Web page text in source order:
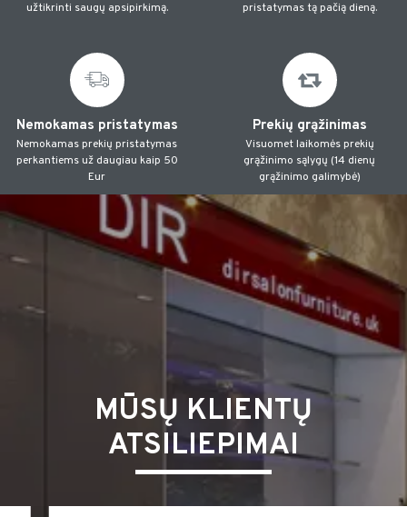
užtikrinti saugų apsipirkimą.
pristatymas tą pačią dieną.
Nemokamas pristatymas
Nemokamas prekių pristatymas
perkantiems už daugiau kaip 50
Eur
Prekių grąžinimas
Visuomet laikomės prekių
grąžinimo sąlygų (14 dienų
grąžinimo galimybė)
MŪSŲ KLIENTŲ
ATSILIEPIMAI